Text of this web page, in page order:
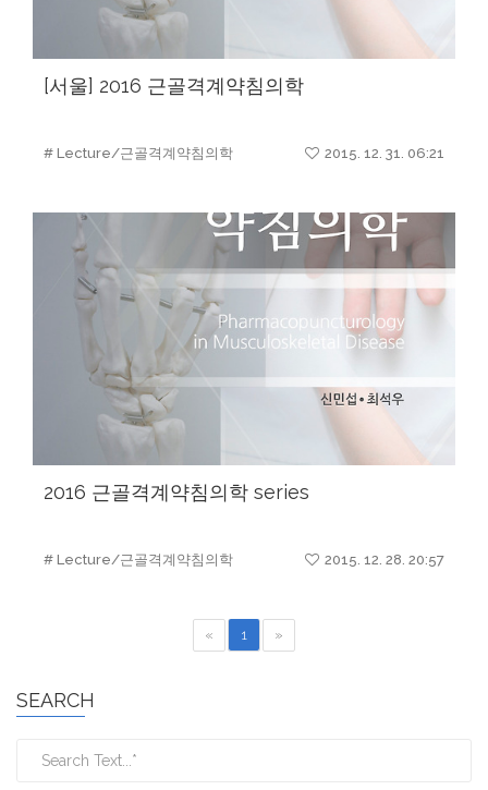
[서울] 2016 근골격계약침의학
# Lecture/근골격계약침의학 2015. 12. 31. 06:21
2016 근골격계약침의학 series
# Lecture/근골격계약침의학 2015. 12. 28. 20:57
« 1 »
SEARCH